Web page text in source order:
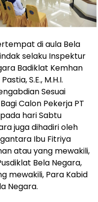
di aula Bela
selaku Inspektur
Badiklat Kemhan
S.E., M.H.I.
Sesuai
Calon Pekerja PT
hari Sabtu
juga dihadiri oleh
Ibu Fitriya
atau yang mewakili,
Bela Negara,
mewakili, Para Kabid
Negara.